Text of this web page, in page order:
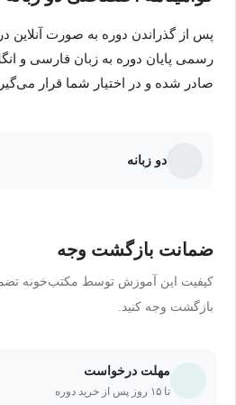
پس از گذراندن دوره به صورت آنلاین
رسمی پایان دوره به زبان فارسی و
صادر شده و در اختیار شما قرار
دو زبانه
ضمانت بازگشت وجه
کیفیت این آموزش توسط مکتب‌خونه
بازگشت وجه کنید.
مهلت درخواست
تا ۱۵ روز پس از خرید دوره